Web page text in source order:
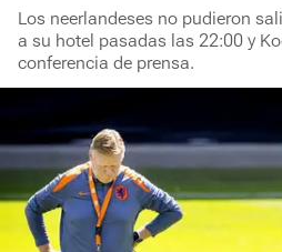
Los neerlandeses no pudieron
a su hotel pasadas las 22:00 y
conferencia de prensa.